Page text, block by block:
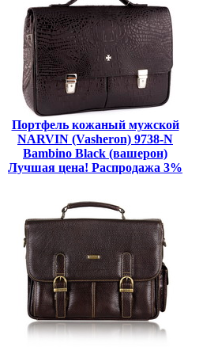
Портфель кожаный мужской
NARVIN (Vasheron) 9738-N
Bambino Black (вашерон)
Лучшая цена! Распродажа 3%